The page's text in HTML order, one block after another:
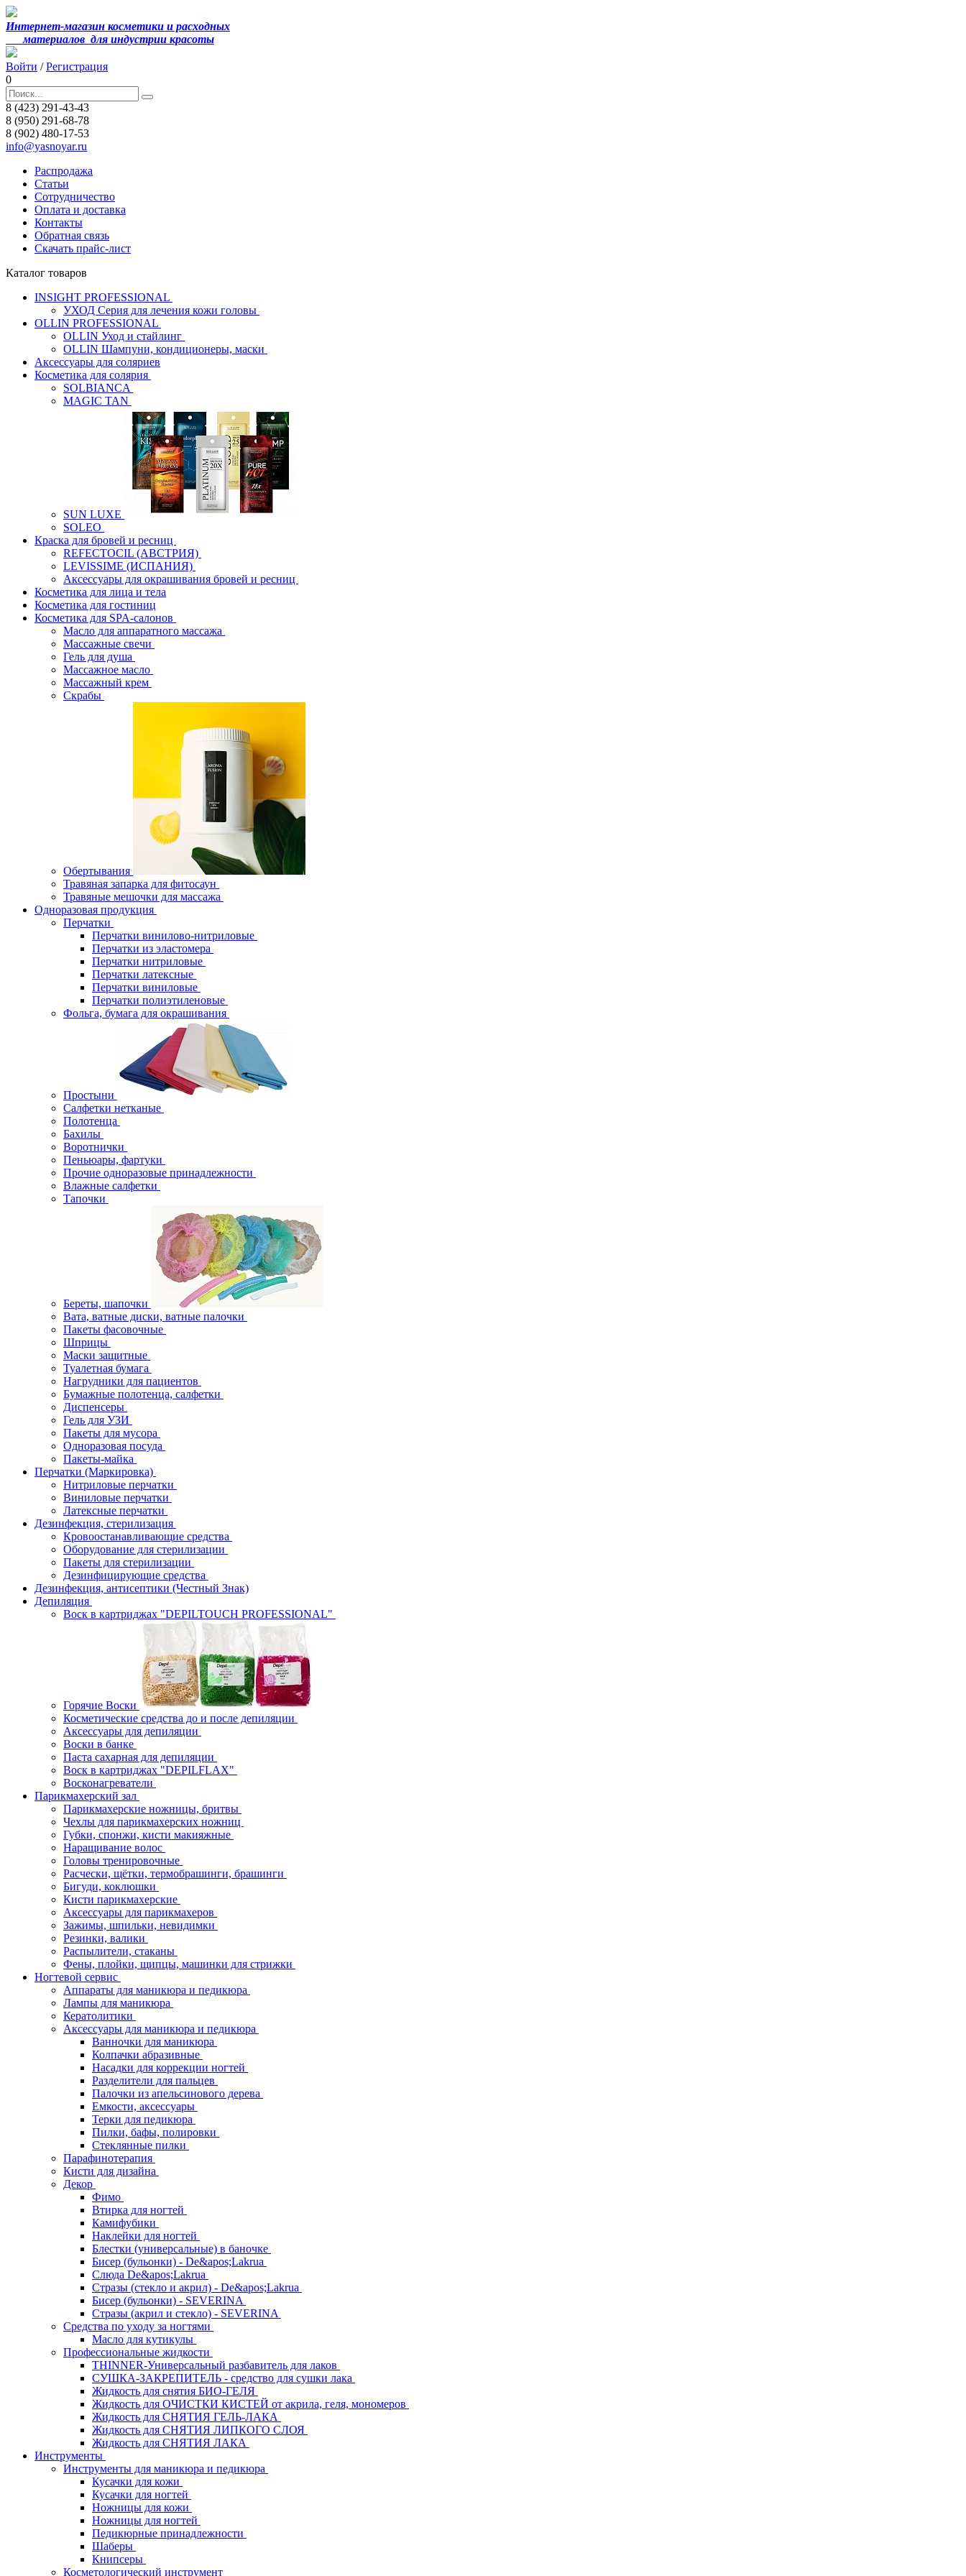
Интернет-магазин косметики и расходных
материалов для индустрии красоты
Войти /Регистрация
0
8 (423) 291-43-43
8 (950) 291-68-78
8 (902) 480-17-53
info@yasnoyar.ru
Распродажа
Статьи
Сотрудничество
Оплата и доставка
Контакты
Обратная связь
Скачать прайс-лист
Каталог товаров
INSIGHT PROFESSIONAL
УХОД Серия для лечения кожи головы
OLLIN PROFESSIONAL
OLLIN Уход и стайлинг
OLLIN Шампуни, кондиционеры, маски
Аксессуары для соляриев
Косметика для солярия
SOLBIANCA
MAGIC TAN
SUN LUXE
SOLEO
Краска для бровей и ресниц
REFECTOCIL (АВСТРИЯ)
LEVISSIME (ИСПАНИЯ)
Аксессуары для окрашивания бровей и ресниц
Косметика для лица и тела
Косметика для гостиниц
Косметика для SPA-салонов
Масло для аппаратного массажа
Массажные свечи
Гель для душа
Массажное масло
Массажный крем
Скрабы
Обертывания
Травяная запарка для фитосаун
Травяные мешочки для массажа
Одноразовая продукция
Перчатки
Перчатки винилово-нитриловые
Перчатки из эластомера
Перчатки нитриловые
Перчатки латексные
Перчатки виниловые
Перчатки полиэтиленовые
Фольга, бумага для окрашивания
Простыни
Салфетки нетканые
Полотенца
Бахилы
Воротнички
Пеньюары, фартуки
Прочие одноразовые принадлежности
Влажные салфетки
Тапочки
Береты, шапочки
Вата, ватные диски, ватные палочки
Пакеты фасовочные
Шприцы
Маски защитные
Туалетная бумага
Нагрудники для пациентов
Бумажные полотенца, салфетки
Диспенсеры
Гель для УЗИ
Пакеты для мусора
Одноразовая посуда
Пакеты-майка
Перчатки (Маркировка)
Нитриловые перчатки
Виниловые перчатки
Латексные перчатки
Дезинфекция, стерилизация
Кровоостанавливающие средства
Оборудование для стерилизации
Пакеты для стерилизации
Дезинфицирующие средства
Дезинфекция, антисептики (Честный Знак)
Депиляция
Воск в картриджах "DEPILTOUCH PROFESSIONAL"
Горячие Воски
Косметические средства до и после депиляции
Аксессуары для депиляции
Воски в банке
Паста сахарная для депиляции
Воск в картриджах "DEPILFLAX"
Восконагреватели
Парикмахерский зал
Парикмахерские ножницы, бритвы
Чехлы для парикмахерских ножниц
Губки, спонжи, кисти макияжные
Наращивание волос
Головы тренировочные
Расчески, щётки, термобрашинги, брашинги
Бигуди, коклюшки
Кисти парикмахерские
Аксессуары для парикмахеров
Зажимы, шпильки, невидимки
Резинки, валики
Распылители, стаканы
Фены, плойки, щипцы, машинки для стрижки
Ногтевой сервис
Аппараты для маникюра и педикюра
Лампы для маникюра
Кератолитики
Аксессуары для маникюра и педикюра
Ванночки для маникюра
Колпачки абразивные
Насадки для коррекции ногтей
Разделители для пальцев
Палочки из апельсинового дерева
Емкости, аксессуары
Терки для педикюра
Пилки, бафы, полировки
Стеклянные пилки
Парафинотерапия
Кисти для дизайна
Декор
Фимо
Втирка для ногтей
Камифубики
Наклейки для ногтей
Блестки (универсальные) в баночке
Бисер (бульонки) - De&apos;Lakrua
Слюда De&apos;Lakrua
Стразы (стекло и акрил) - De&apos;Lakrua
Бисер (бульонки) - SEVERINA
Стразы (акрил и стекло) - SEVERINA
Средства по уходу за ногтями
Масло для кутикулы
Профессиональные жидкости
THINNER-Универсальный разбавитель для лаков
СУШКА-ЗАКРЕПИТЕЛЬ - средство для сушки лака
Жидкость для снятия БИО-ГЕЛЯ
Жидкость для ОЧИСТКИ КИСТЕЙ от акрила, геля, мономеров
Жидкость для СНЯТИЯ ГЕЛЬ-ЛАКА
Жидкость для СНЯТИЯ ЛИПКОГО СЛОЯ
Жидкость для СНЯТИЯ ЛАКА
Инструменты
Инструменты для маникюра и педикюра
Кусачки для кожи
Кусачки для ногтей
Ножницы для кожи
Ножницы для ногтей
Педикюрные принадлежности
Шаберы
Книпсеры
Косметологический инструмент